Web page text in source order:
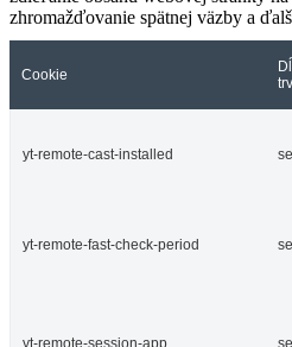
zhromažďovanie spätnej väzby a
Cookie
yt-remote-cast-installed
yt-remote-fast-check-period